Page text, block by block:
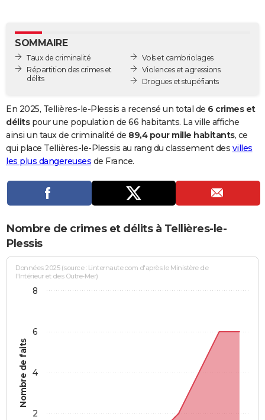
GUIDES D'ACHAT
BONS PLANS
Carte de Noël
Carte Bonne année
Carte Saint-Valentin
Carte Pâques
Carte d'anniversaire
DICTIONNAIRE
Dictionnaire
Biographies
Citations
Expressions
Proverbes
PROGRAMME TV
COPAINS D'AVANT
S'inscrire
Se connecter
Lycées
Collèges
Primaires
Universités
Entreprises
Service militaire
Avis de recherche
AVIS DE DÉCÈS
FORUM
Bricolage
Lifestyle
Culture
Sport
Auto
Television
Voyage
Cinema
SOMMAIRE
Taux de criminalité
Répartition des crimes et
délits
Vols et cambriolages
Violences et agressions
Drogues et stupéfiants
En 2025, Tellières-le-Plessis a recensé un total de 6 crimes et
délitspour une population de 66 habitants. La ville affiche
ainsi un taux de criminalité de 89,4 pour mille habitants, ce
qui place Tellières-le-Plessis au rang du classement des villes
les plus dangereuses de France.
Nombre de crimes et délits à Tellières-le-
Plessis
Nombre de faits
Données 2025 (source : Linternaute.com d'après le Ministère de
l'Intérieur et des Outre-Mer)
2
4
6
8